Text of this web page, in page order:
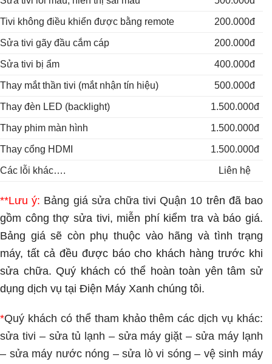
Tivi không điều khiển được bằng remote 200.000đ
Sửa tivi gãy đầu cắm cáp 200.000đ
Sửa tivi bị ẩm 400.000đ
Thay mắt thần tivi (mắt nhận tín hiệu) 500.000đ
Thay đèn LED (backlight) 1.500.000đ
Thay phim màn hình 1.500.000đ
Thay cổng HDMI 1.500.000đ
Các lỗi khác…. Liên hệ
**Lưu ý: Bảng giá sửa chữa tivi Quận 10 trên đã bao
gồm công thợ sửa tivi, miễn phí kiểm tra và báo giá.
Bảng giá sẽ còn phụ thuộc vào hãng và tình trạng
máy, tất cả đều được báo cho khách hàng trước khi
sửa chữa. Quý khách có thể hoàn toàn yên tâm sử
dụng dịch vụ tại Điện Máy Xanh chúng tôi.
*Quý khách có thể tham khảo thêm các dịch vụ khác:
sửa tivi – sửa tủ lạnh – sửa máy giặt –sửa máy lạnh
– sửa máy nước nóng –sửa lò vi sóng – vệ sinh máy